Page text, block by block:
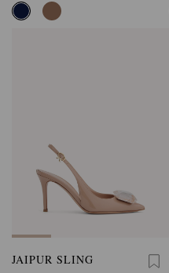
JAIPUR SLING